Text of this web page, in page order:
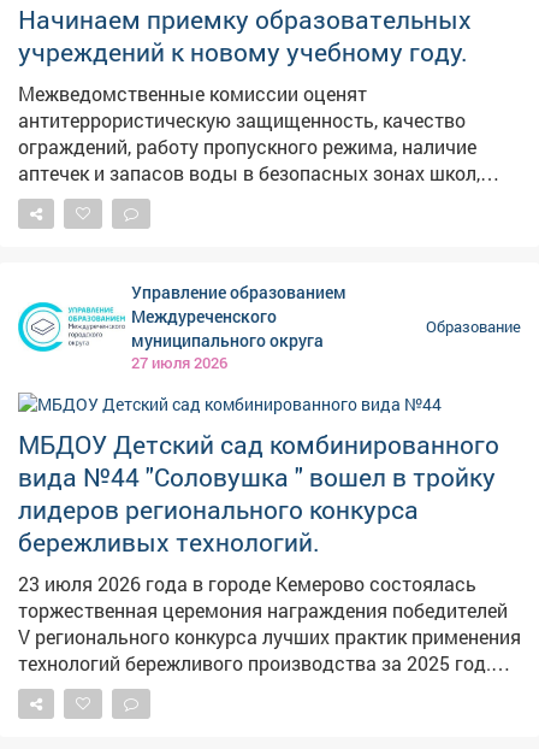
Начинаем приемку образовательных
учреждений к новому учебному году.
Межведомственные комиссии оценят
антитеррористическую защищенность, качество
ограждений, работу пропускного режима, наличие
аптечек и запасов воды в безопасных зонах школ,
техникумов и колледжей. Отдельно проверим
организацию школьных перевозок и дорожную
автоматики, наличие средств тушения огня и
состояние эвакуационных выходов. Всю эту работу
поручил завершить к середине августа, чтобы
Обеспечение безопасности детей входит в Народную
программу Единой России.
Управление образованием
Междуреченского
муниципального округа
27 июля 2026
Образование
МБДОУ Детский сад комбинированного
вида №44 "Соловушка " вошел в тройку
лидеров регионального конкурса
бережливых технологий.
23 июля 2026 года в городе Кемерово состоялась
торжественная церемония награждения победителей
V регионального конкурса лучших практик применения
технологий бережливого производства за 2025 год.
Мероприятие было организовано Министерством
экономического развития Кузбасса. На конкурс